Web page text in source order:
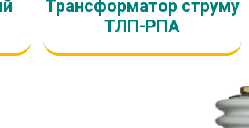
Трансформатор струму
ТЛП-РПА